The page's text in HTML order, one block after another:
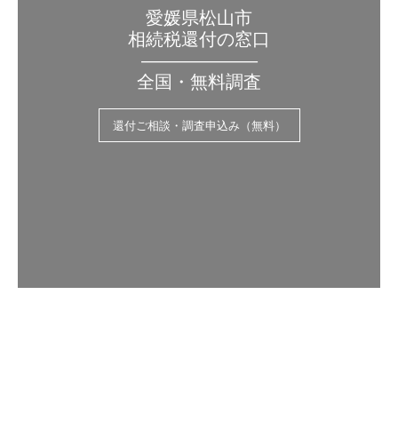
愛媛県松山市
相続税還付の窓口
——————–
全国・無料調査
還付ご相談・調査申込み（無料）